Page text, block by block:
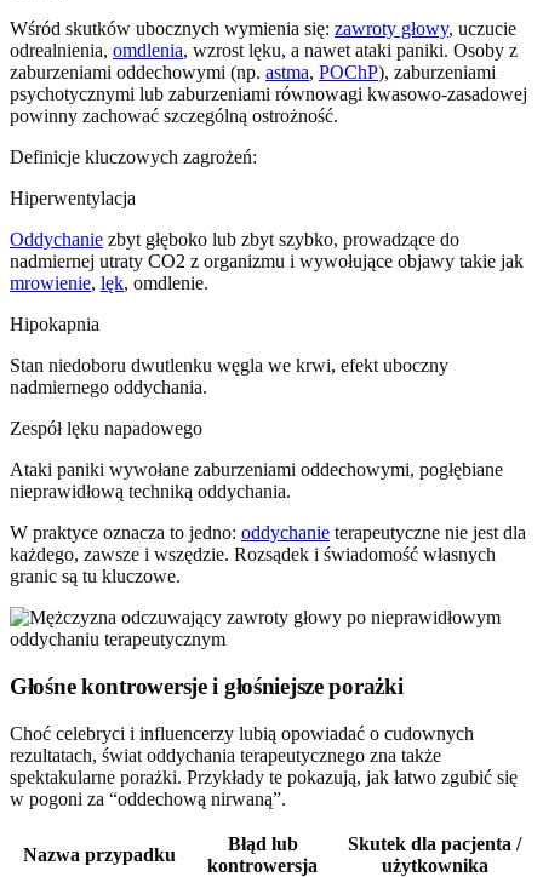
Wśród skutków ubocznych wymienia się: zawroty głowy, uczucie
odrealnienia, omdlenia, wzrost lęku, a nawet ataki paniki. Osoby z
zaburzeniami oddechowymi (np. astma, POChP), zaburzeniami
psychotycznymi lub zaburzeniami równowagi kwasowo-zasadowej
powinny zachować szczególną ostrożność.
Definicje kluczowych zagrożeń:
Hiperwentylacja
Oddychanie zbyt głęboko lub zbyt szybko, prowadzące do
nadmiernej utraty CO2 z organizmu i wywołujące objawy takie jak
mrowienie, lęk, omdlenie.
Hipokapnia
Stan niedoboru dwutlenku węgla we krwi, efekt uboczny
nadmiernego oddychania.
Zespół lęku napadowego
Ataki paniki wywołane zaburzeniami oddechowymi, pogłębiane
nieprawidłową techniką oddychania.
W praktyce oznacza to jedno: oddychanie terapeutyczne nie jest dla
każdego, zawsze i wszędzie. Rozsądek i świadomość własnych
granic są tu kluczowe.
Głośne kontrowersje i głośniejsze porażki
Choć celebryci i influencerzy lubią opowiadać o cudownych
rezultatach, świat oddychania terapeutycznego zna także
spektakularne porażki. Przykłady te pokazują, jak łatwo zgubić się
w pogoni za “oddechową nirwaną”.
Nazwa przypadku
Błąd lub
kontrowersja
Skutek dla pacjenta /
użytkownika